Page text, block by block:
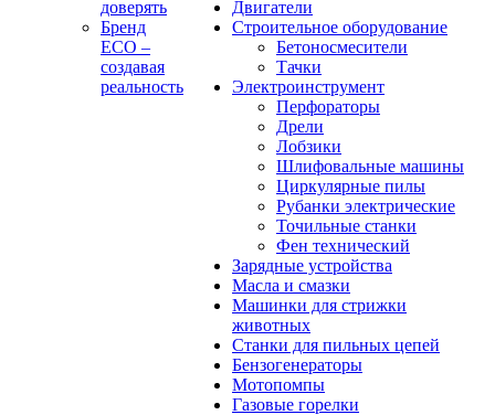
доверять
Бренд
ECO –
создавая
реальность
Двигатели
Строительное оборудование
Бетоносмесители
Тачки
Электроинструмент
Перфораторы
Дрели
Лобзики
Шлифовальные машины
Циркулярные пилы
Рубанки электрические
Точильные станки
Фен технический
Зарядные устройства
Масла и смазки
Машинки для стрижки
животных
Станки для пильных цепей
Бензогенераторы
Мотопомпы
Газовые горелки